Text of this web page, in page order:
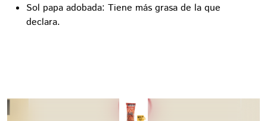
Sol papa adobada: Tiene más grasa de la que
declara.